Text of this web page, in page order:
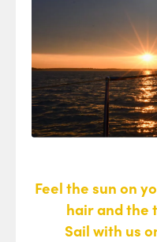
Feel the sun on
hair and the
Sail with us